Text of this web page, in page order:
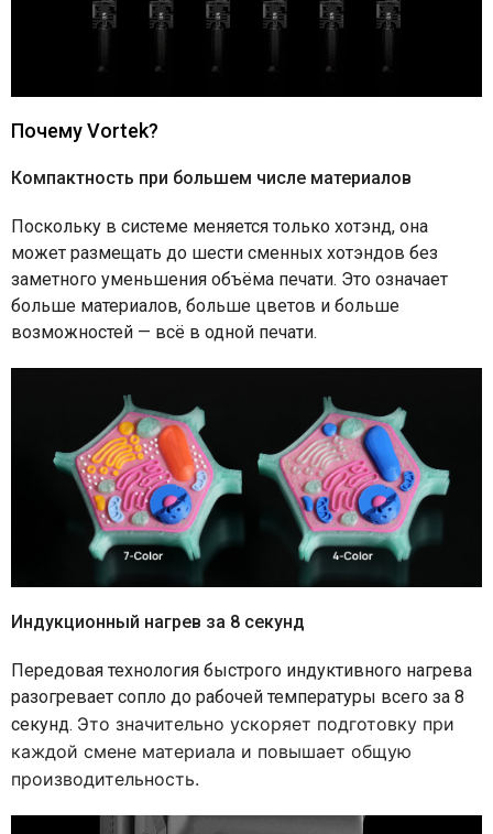
Почему Vortek?
Компактность при большем числе материалов
Поскольку в системе меняется только хотэнд, она
может размещать до шести сменных хотэндов без
заметного уменьшения объёма печати. Это означает
больше материалов, больше цветов и больше
возможностей — всё в одной печати.
Индукционный нагрев за 8 секунд
Передовая технология быстрого индуктивного нагрева
разогревает сопло до рабочей температуры всего за 8
секунд. Это значительно ускоряет подготовку при
каждой смене материала и повышает общую
производительность.